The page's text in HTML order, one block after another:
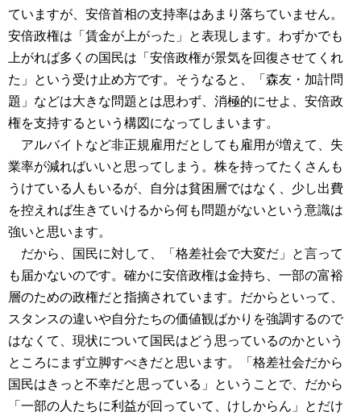
ていますが、安倍首相の支持率はあまり落ちていません。
安倍政権は「賃金が上がった」と表現します。わずかでも
上がれば多くの国民は「安倍政権が景気を回復させてくれ
た」という受け止め方です。そうなると、「森友・加計問
題」などは大きな問題とは思わず、消極的にせよ、安倍政
権を支持するという構図になってしまいます。
アルバイトなど非正規雇用だとしても雇用が増えて、失
業率が減ればいいと思ってしまう。株を持ってたくさんも
うけている人もいるが、自分は貧困層ではなく、少し出費
を控えれば生きていけるから何も問題がないという意識は
強いと思います。
だから、国民に対して、「格差社会で大変だ」と言って
も届かないのです。確かに安倍政権は金持ち、一部の富裕
層のための政権だと指摘されています。だからといって、
スタンスの違いや自分たちの価値観ばかりを強調するので
はなくて、現状について国民はどう思っているのかという
ところにまず立脚すべきだと思います。「格差社会だから
国民はきっと不幸だと思っている」ということで、だから
「一部の人たちに利益が回っていて、けしからん」とだけ